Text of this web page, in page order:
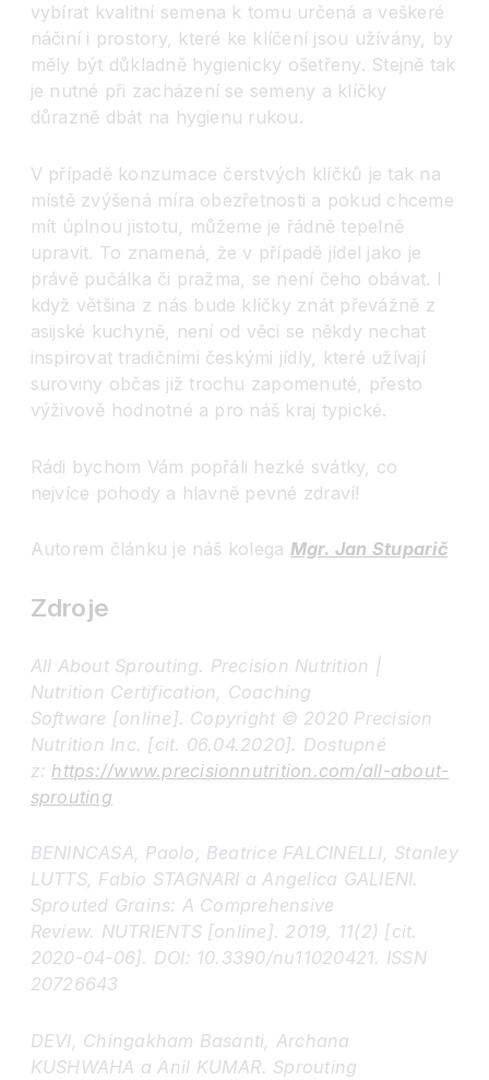
vybírat kvalitní semena k tomu určená a veškeré
náčiní i prostory, které ke klíčení jsou užívány, by
měly být důkladně hygienicky ošetřeny. Stejně tak
je nutné při zacházení se semeny a klíčky
důrazně dbát na hygienu rukou.
V případě konzumace čerstvých klíčků je tak na
místě zvýšená míra obezřetnosti a pokud chceme
mít úplnou jistotu, můžeme je řádně tepelně
upravit. To znamená, že v případě jídel jako je
právě pučálka či pražma, se není čeho obávat. I
když většina z nás bude klíčky znát převážně z
asijské kuchyně, není od věci se někdy nechat
inspirovat tradičními českými jídly, které užívají
suroviny občas již trochu zapomenuté, přesto
výživově hodnotné a pro náš kraj typické.
Rádi bychom Vám popřáli hezké svátky, co
nejvíce pohody a hlavně pevné zdraví!
Autorem článku je náš kolega Mgr. Jan Stuparič
Zdroje
All About Sprouting. Precision Nutrition |
Nutrition Certification, Coaching
Software [online]. Copyright © 2020 Precision
Nutrition Inc. [cit. 06.04.2020]. Dostupné
z: https://www.precisionnutrition.com/all-about-
sprouting
BENINCASA, Paolo, Beatrice FALCINELLI, Stanley
LUTTS, Fabio STAGNARI a Angelica GALIENI.
Sprouted Grains: A Comprehensive
Review. NUTRIENTS [online]. 2019, 11(2) [cit.
2020-04-06]. DOI: 10.3390/nu11020421. ISSN
20726643
DEVI, Chingakham Basanti, Archana
KUSHWAHA a Anil KUMAR. Sprouting